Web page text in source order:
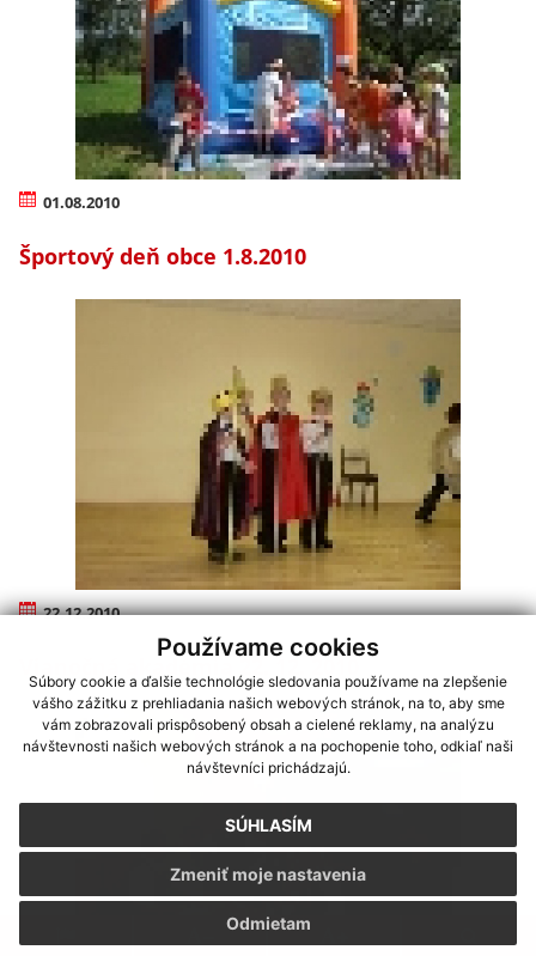
Používame cookies
Súbory cookie a ďalšie technológie sledovania používame na zlepšenie
vášho zážitku z prehliadania našich webových stránok, na to, aby sme
vám zobrazovali prispôsobený obsah a cielené reklamy, na analýzu
návštevnosti našich webových stránok a na pochopenie toho, odkiaľ naši
návštevníci prichádzajú.
SÚHLASÍM
Odmietam
Zmeniť moje nastavenia
01.08.2010
Športový deň obce 1.8.2010
22.12.2010
Vianočná akadémia 22. 12. 2010